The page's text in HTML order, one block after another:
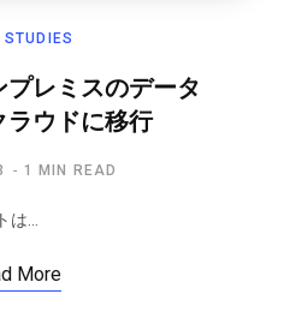
レミスのデータ
ラウドに移行
1 MIN READ
は…
More